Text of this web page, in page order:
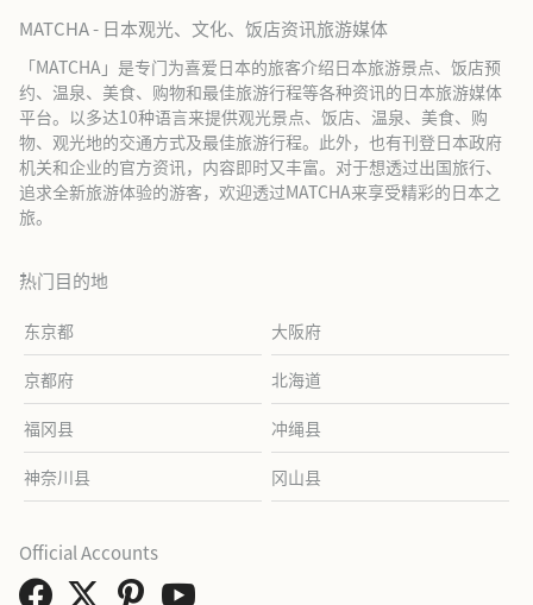
MATCHA - 日本观光、文化、饭店资讯旅游媒体
「MATCHA」是专门为喜爱日本的旅客介绍日本旅游景点、饭店预
约、温泉、美食、购物和最佳旅游行程等各种资讯的日本旅游媒体
平台。以多达10种语言来提供观光景点、饭店、温泉、美食、购
物、观光地的交通方式及最佳旅游行程。此外，也有刊登日本政府
机关和企业的官方资讯，内容即时又丰富。对于想透过出国旅行、
追求全新旅游体验的游客，欢迎透过MATCHA来享受精彩的日本之
旅。
热门目的地
东京都 大阪府
京都府 北海道
福冈县 冲绳县
神奈川县 冈山县
Official Accounts